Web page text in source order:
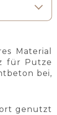
Material
für Putze
bei,
genutzt